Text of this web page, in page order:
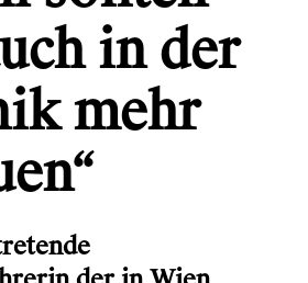
Hospital
in Flats
in der
mehr